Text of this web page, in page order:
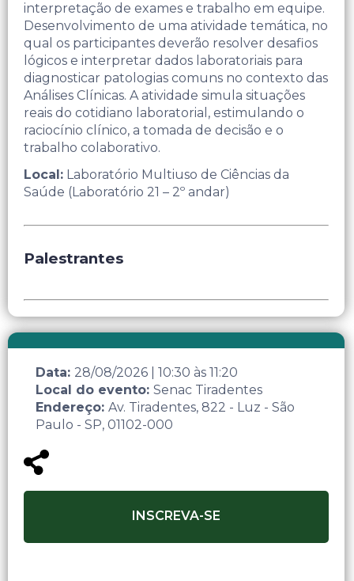
interpretação de exames e trabalho em equipe.
Desenvolvimento de uma atividade temática, no
qual os participantes deverão resolver desafios
lógicos e interpretar dados laboratoriais para
diagnosticar patologias comuns no contexto das
Análises Clínicas. A atividade simula situações
reais do cotidiano laboratorial, estimulando o
raciocínio clínico, a tomada de decisão e o
trabalho colaborativo.​
Local: Laboratório Multiuso de Ciências da
Saúde (Laboratório 21 – 2º andar)
Palestrantes
Data: 28/08/2026 10:30 às 11:20
Local do evento: Senac Tiradentes
Endereço: Av. Tiradentes, 822 - Luz - São
Paulo - SP, 01102-000
INSCREVA-SE